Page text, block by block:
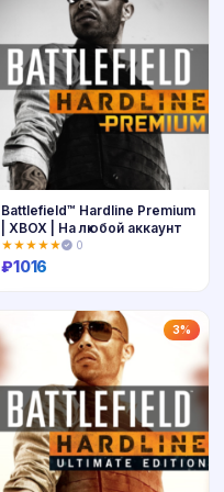
Купить
Battlefield™ Hardline Premium
| XBOX | На любой аккаунт
★★★★★ 0
₽1016
3%